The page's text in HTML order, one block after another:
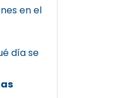
en el
día se